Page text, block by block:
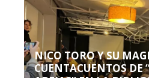
NICO TORO Y SU
CUENTACUENTOS DE